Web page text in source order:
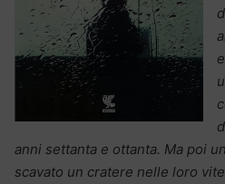
anni settanta e ottanta. Ma poi
scavato un cratere nelle loro